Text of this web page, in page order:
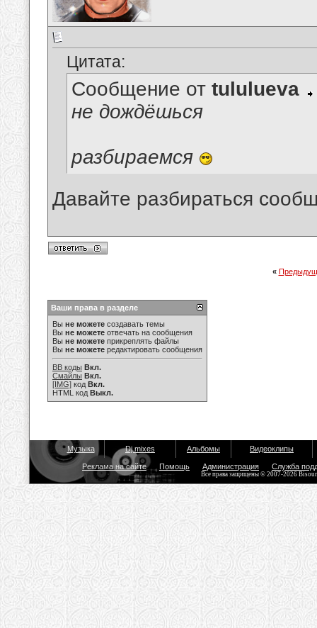
Цитата:
Сообщение от tululueva
не дождёшься
разбираемся
Давайте разбираться
«
Ваши права в разделе
Вы не можете создавать темы
Вы не можете отвечать на сообщения
Вы не можете прикреплять файлы
Вы не можете редактировать сообщения
BB коды Вкл.
Смайлы Вкл.
[IMG] код Вкл.
HTML код Выкл.
Музыка Dj mixes Альбомы Видеоклипы
Реклама на сайте Помощь Администрация Служба
Все права защищены © 2007-2026